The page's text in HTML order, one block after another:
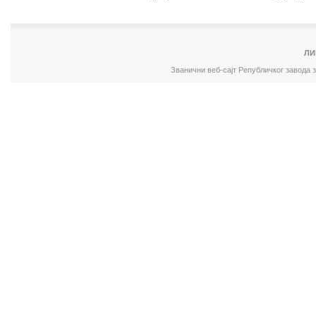
Званични веб-сајт Републичког